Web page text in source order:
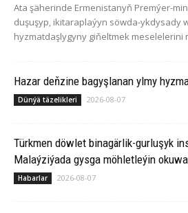
Ata şäherinde Ermenistanyň Premýer-
duşuşyp, ikitaraplaýyn söwda-ykdysady
hyzmatdaşlygyny giňeltmek meselelerini
Hazar deňzine bagyşlanan ylmy
Dünýä täzelikleri 2026-08-07
Türkmen döwlet binagärlik-gurluşyk
Malaýziýada gysga möhletleýin
Habarlar 2026-08-07